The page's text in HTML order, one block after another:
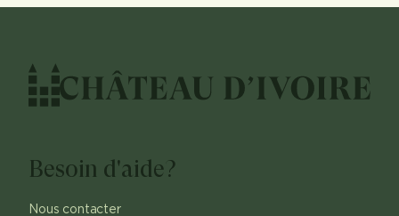
Besoin d'aide?
Nous contacter